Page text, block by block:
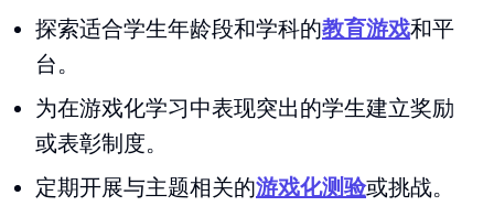
探索适合学生年龄段和学科的教育游戏和平
台。
为在游戏化学习中表现突出的学生建立奖励
或表彰制度。
定期开展与主题相关的游戏化测验或挑战。